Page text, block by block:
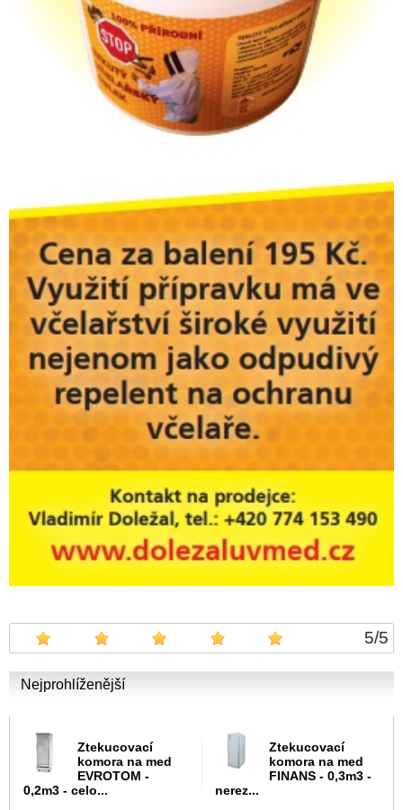
5/5
Nejprohlíženější
Ztekucovací
komora na med
EVROTOM -
0,2m3 - celo...
Ztekucovací
komora na med
FINANS - 0,3m3 -
nerez...